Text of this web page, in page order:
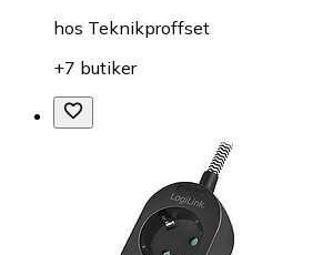
hos Teknikproffset
+7 butiker